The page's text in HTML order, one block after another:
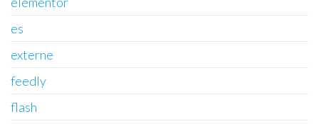
es
externe
feedly
flash